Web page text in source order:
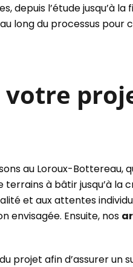
l’étude jusqu’à la
long du processus
votre
au Loroux-
à bâtir jusqu’à la
et aux attentes
envisagée. Ensuite, nos
afin d’assurer un